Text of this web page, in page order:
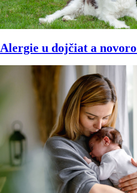
Alergie u dojčiat a